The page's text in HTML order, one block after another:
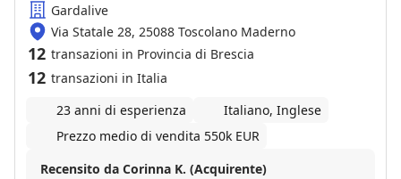
Gardalive
Via Statale 28, 25088 Toscolano Maderno
12 transazioni in Provincia di Brescia
12 transazioni in Italia
23 anni di esperienza
Italiano, Inglese
Prezzo medio di vendita 550k EUR
Recensito da Corinna K. (Acquirente)